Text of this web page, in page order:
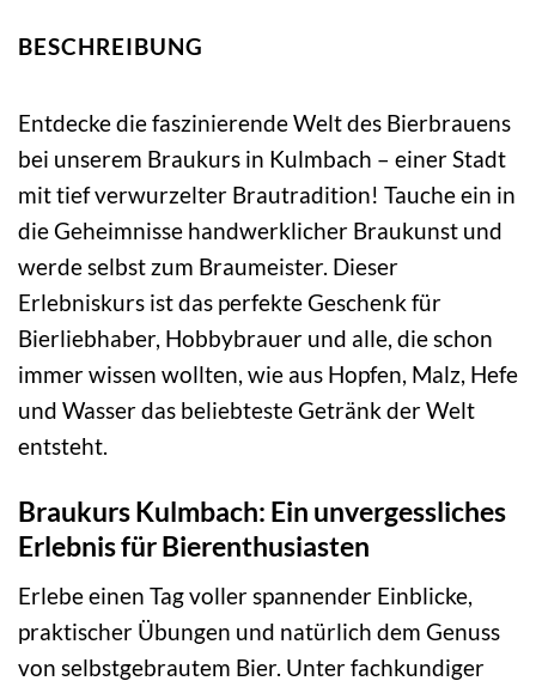
BESCHREIBUNG
Entdecke die faszinierende Welt des Bierbrauens
bei unserem Braukurs in Kulmbach – einer Stadt
mit tief verwurzelter Brautradition! Tauche ein in
die Geheimnisse handwerklicher Braukunst und
werde selbst zum Braumeister. Dieser
Erlebniskurs ist das perfekte Geschenk für
Bierliebhaber, Hobbybrauer und alle, die schon
immer wissen wollten, wie aus Hopfen, Malz, Hefe
und Wasser das beliebteste Getränk der Welt
entsteht.
Braukurs Kulmbach: Ein unvergessliches
Erlebnis für Bierenthusiasten
Erlebe einen Tag voller spannender Einblicke,
praktischer Übungen und natürlich dem Genuss
von selbstgebrautem Bier. Unter fachkundiger